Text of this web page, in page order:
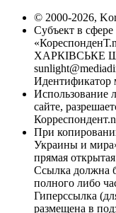
© 2000-2026,
Субъект в
ХАРКІВСЬКЕ
Идентификатор
Использование
сайте,
При
Украины и
прямая
Ссылка должна
полного либо
Гиперссылка
размещена в